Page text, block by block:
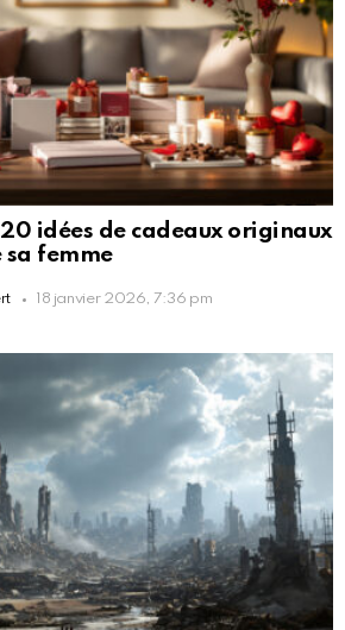
idées de cadeaux originaux
sa femme
18 janvier 2026, 7:36 pm